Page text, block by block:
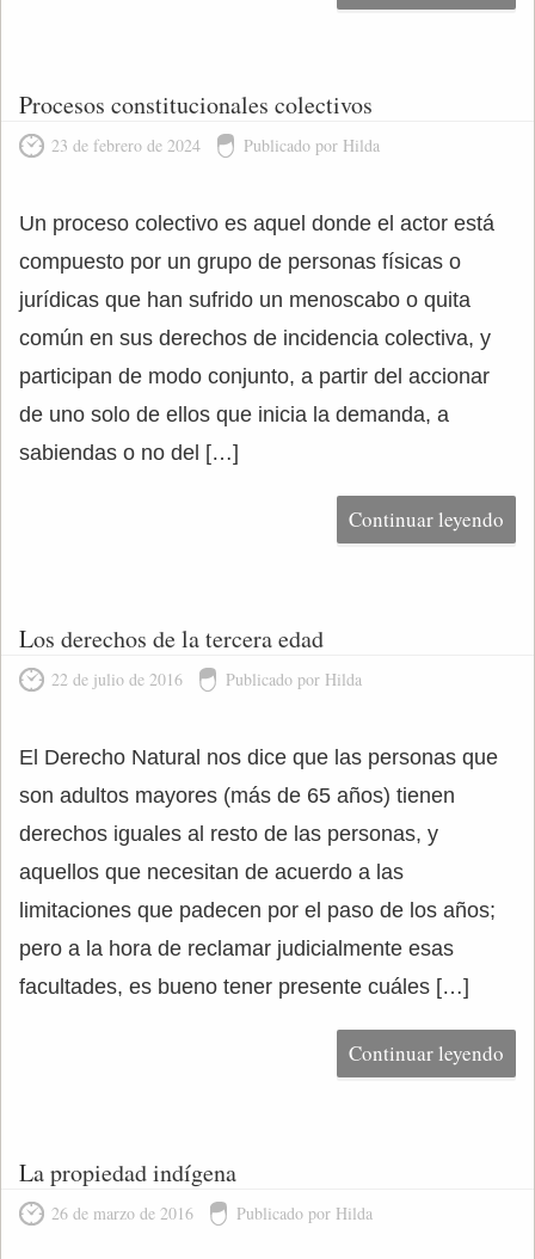
Procesos constitucionales colectivos
23 de febrero de 2024 Publicado por Hilda
Un proceso colectivo es aquel donde el actor está
compuesto por un grupo de personas físicas o
jurídicas que han sufrido un menoscabo o quita
común en sus derechos de incidencia colectiva, y
participan de modo conjunto, a partir del accionar
de uno solo de ellos que inicia la demanda, a
sabiendas o no del […]
Continuar leyendo
Los derechos de la tercera edad
22 de julio de 2016 Publicado por Hilda
El Derecho Natural nos dice que las personas que
son adultos mayores (más de 65 años) tienen
derechos iguales al resto de las personas, y
aquellos que necesitan de acuerdo a las
limitaciones que padecen por el paso de los años;
pero a la hora de reclamar judicialmente esas
facultades, es bueno tener presente cuáles […]
Continuar leyendo
La propiedad indígena
26 de marzo de 2016 Publicado por Hilda